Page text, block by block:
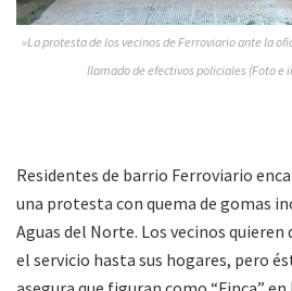
»La protesta de los vecinos de Ferroviario ante la
llamado de efectivos policiales (Foto e
Residentes de barrio Ferroviario
una protesta con quema de gomas
Aguas del Norte. Los vecinos
el servicio hasta sus hogares, pero